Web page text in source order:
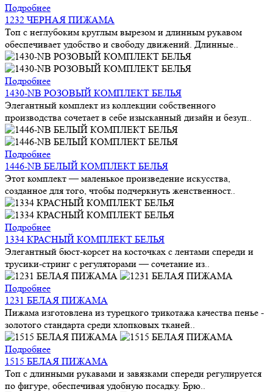
Подробнее
1232 ЧЕРНАЯ ПИЖАМА
Топ с неглубоким круглым вырезом и длинным рукавом
обеспечивает удобство и свободу движений. Длинные..
Подробнее
1430-NB РОЗОВЫЙ КОМПЛЕКТ БЕЛЬЯ
Элегантный комплект из коллекции собственного
производства сочетает в себе изысканный дизайн и безуп..
Подробнее
1446-NB БЕЛЫЙ КОМПЛЕКТ БЕЛЬЯ
Этот комплект — маленькое произведение искусства,
созданное для того, чтобы подчеркнуть женственност..
Подробнее
1334 КРАСНЫЙ КОМПЛЕКТ БЕЛЬЯ
Элегантный бюст-корсет на косточках с лентами спереди и
трусики-стринг с регуляторами — сочетание из..
Подробнее
1231 БЕЛАЯ ПИЖАМА
Пижама изготовлена из турецкого трикотажа качества пенье -
золотого стандарта среди хлопковых тканей..
Подробнее
1515 БЕЛАЯ ПИЖАМА
Топ с длинными рукавами и завязками спереди регулируется
по фигуре, обеспечивая удобную посадку. Брю..